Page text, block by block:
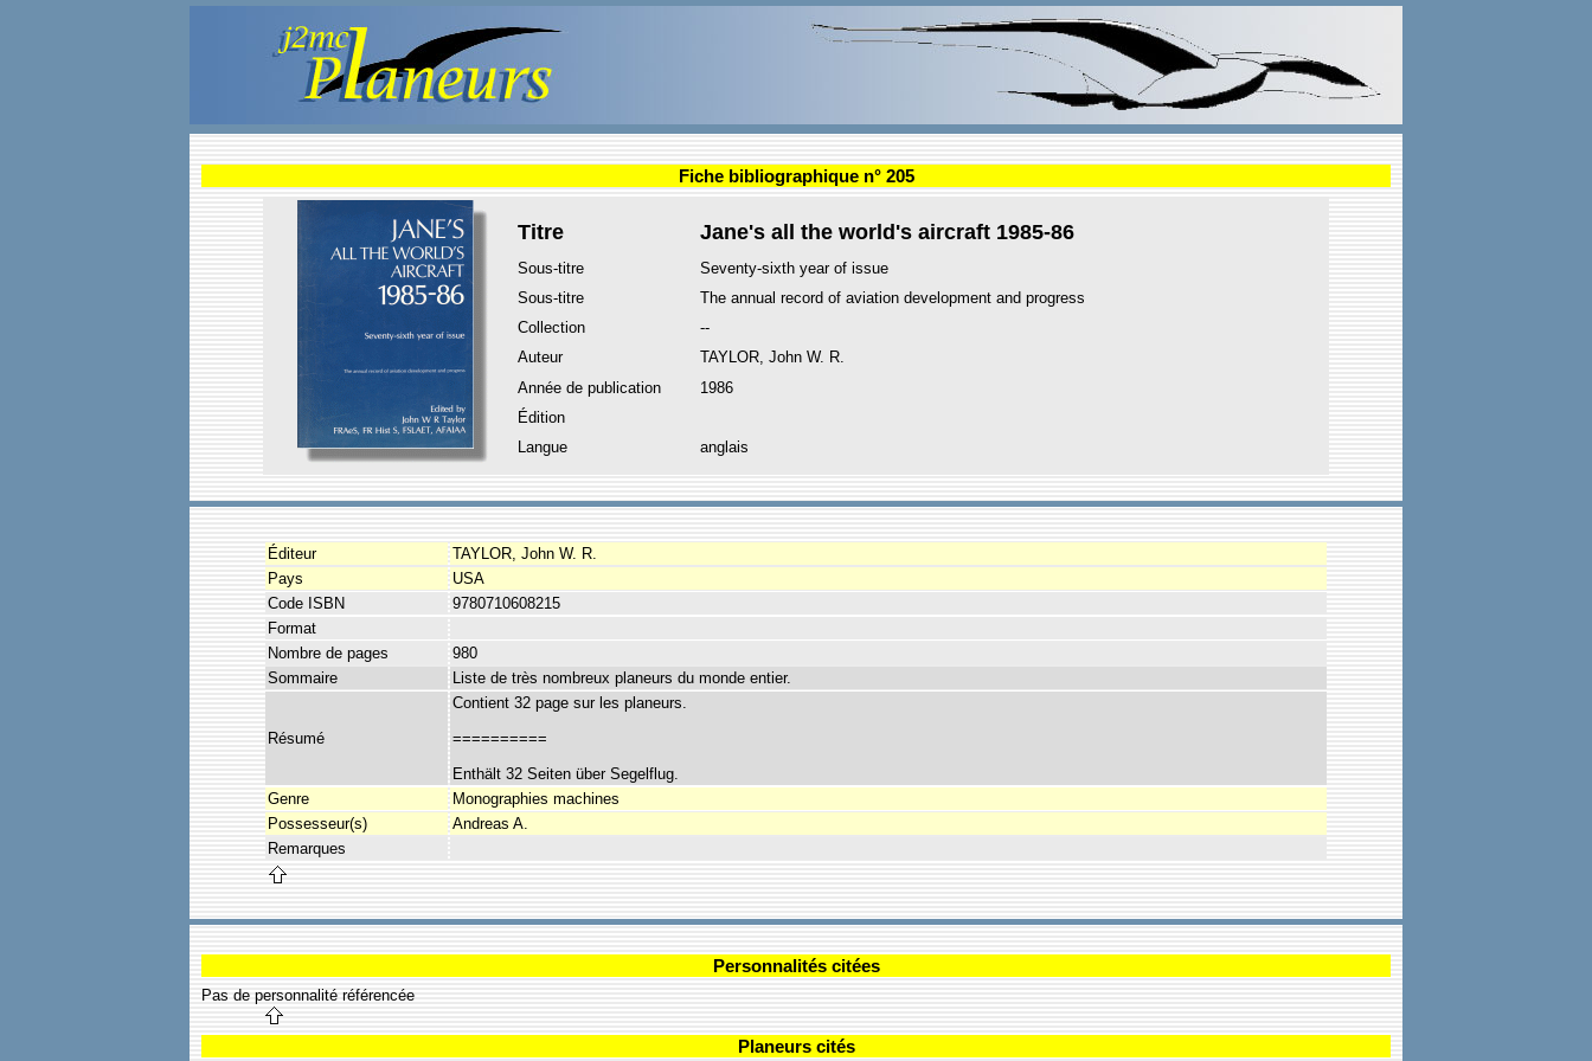
Fiche bibliographique n° 205
Titre Jane's all the world's aircraft 1985-86
Sous-titre
Seventy-sixth year of issue
Sous-titre
The annual record of aviation development and progress
Collection
--
Auteur
TAYLOR, John W. R.
Année de publication
1986
Édition
Langue
anglais
Éditeur
TAYLOR, John W. R.
Pays
USA
Code ISBN
9780710608215
Format
Nombre de pages
980
Sommaire
Liste de très nombreux planeurs du monde entier.
Résumé
Contient 32 page sur les planeurs.
==========
Enthält 32 Seiten über Segelflug.
Genre
Monographies machines
Possesseur(s)
Andreas A.
Remarques
Personnalités citées
Pas de personnalité référencée
Planeurs cités